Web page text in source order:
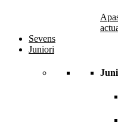
Sevens
Juniori